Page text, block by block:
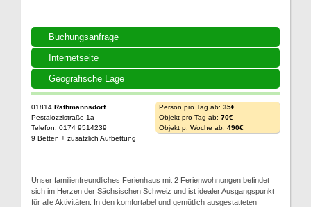
Buchungsanfrage
Internetseite
Geografische Lage
01814 Rathmannsdorf
Pestalozzistraße 1a
Telefon: 0174 9514239
9 Betten + zusätzlich Aufbettung
Person pro Tag ab: 35€
Objekt pro Tag ab: 70€
Objekt p. Woche ab: 490€
Unser familienfreundliches Ferienhaus mit 2 Ferienwohnungen befindet
sich im Herzen der Sächsischen Schweiz und ist idealer Ausgangspunkt
für alle Aktivitäten. In den komfortabel und gemütlich ausgestatteten